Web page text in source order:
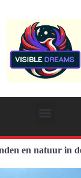
en natuur in